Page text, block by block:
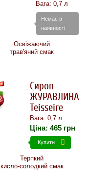
Вага: 0,7 л
Немає в
наявності
Освіжаючий
трав'яний смак
Сироп
ЖУРАВЛИНА
Teisseire
Вага: 0,7 л
Ціна: 465 грн
Купити
Терпкий
кисло-солодкий смак